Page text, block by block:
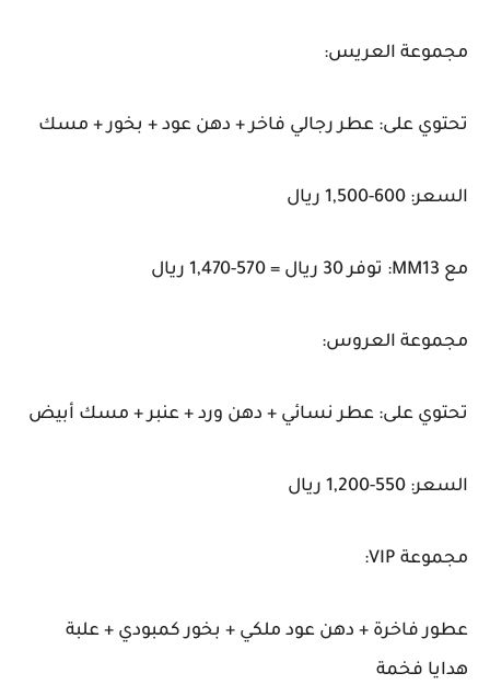
مجموعة العريس:
تحتوي على: عطر رجالي فاخر + دهن عود + بخور + مسك
السعر: 600-1,500 ريال
مع MM13: توفر 30 ريال = 570-1,470 ريال
مجموعة العروس:
تحتوي على: عطر نسائي + دهن ورد + عنبر + مسك أبيض
السعر: 550-1,200 ريال
مجموعة VIP:
عطور فاخرة + دهن عود ملكي + بخور كمبودي + علبة
هدايا فخمة